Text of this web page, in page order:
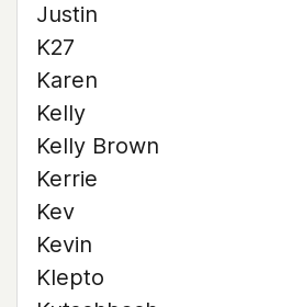
Justin
K27
Karen
Kelly
Kelly Brown
Kerrie
Kev
Kevin
Klepto